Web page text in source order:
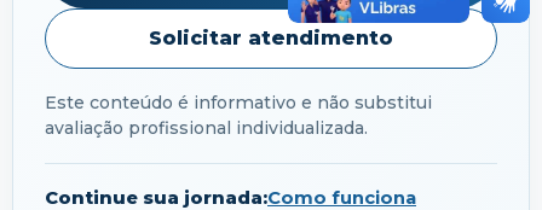
Solicitar atendimento
Este conteúdo é informativo e não substitui
avaliação profissional individualizada.
Continue sua jornada:Como funciona